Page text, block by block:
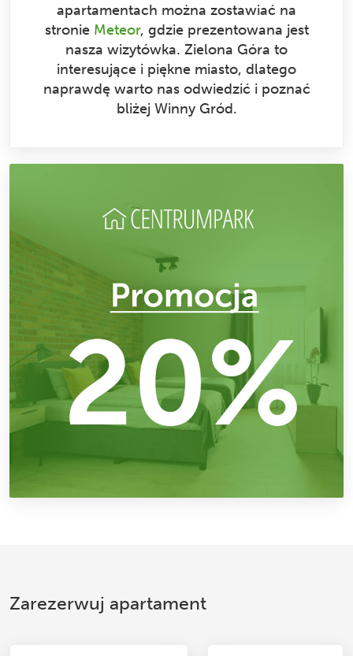
apartamentach można zostawiać na
stronie Meteor, gdzie prezentowana jest
nasza wizytówka. Zielona Góra to
interesujące i piękne miasto, dlatego
naprawdę warto nas odwiedzić i poznać
bliżej Winny Gród.
Zarezerwuj apartament